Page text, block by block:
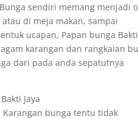
sendiri memang menjadi
di meja makan, sampai
ucapan, Papan bunga Bakti
karangan dan rangkaian
dari pada anda sepatutnya
Jaya
bunga tentu tidak